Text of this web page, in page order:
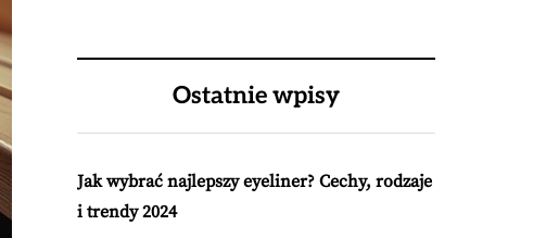
Ostatnie wpisy
Jak wybrać najlepszy eyeliner? Cechy, rodzaje
i trendy 2024